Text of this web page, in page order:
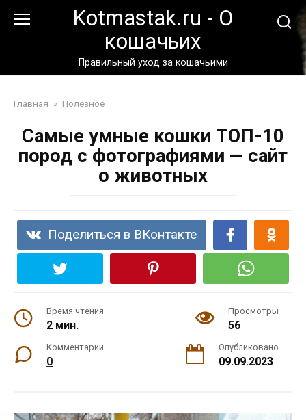
Kotmastak.ru - О
кошачьих
Правильный уход за кошачьими
Главная » Полезное
Самые умные кошки ТОП-10
пород с фотографиями — сайт
о животных
Поделиться в ВКонтакте
Время чтения
2 мин.
Просмотры
56
Комментарии
0
Опубликовано
09.09.2023